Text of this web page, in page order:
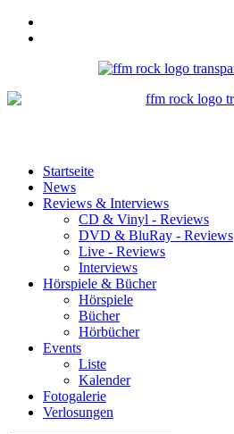
Startseite
News
Reviews & Interviews
CD & Vinyl - Reviews
DVD & BluRay - Reviews
Live - Reviews
Interviews
Hörspiele & Bücher
Hörspiele
Bücher
Hörbücher
Events
Liste
Kalender
Fotogalerie
Verlosungen